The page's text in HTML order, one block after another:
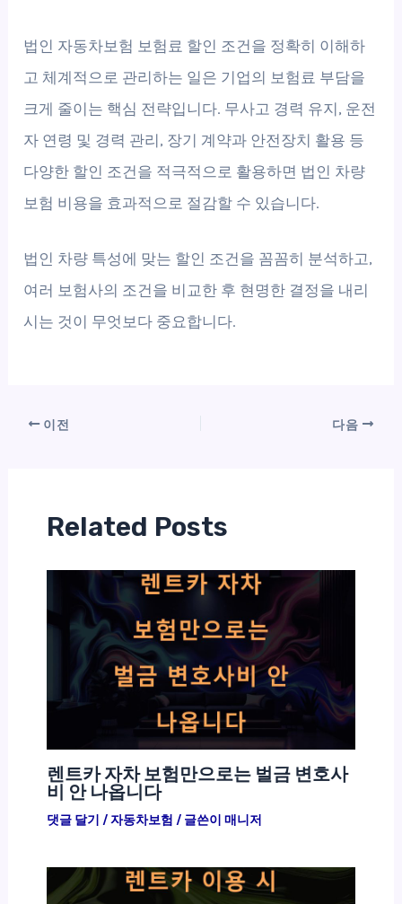
법인 자동차보험 보험료 할인 조건을 정확히 이해하
고 체계적으로 관리하는 일은 기업의 보험료 부담을
크게 줄이는 핵심 전략입니다. 무사고 경력 유지, 운전
자 연령 및 경력 관리, 장기 계약과 안전장치 활용 등
다양한 할인 조건을 적극적으로 활용하면 법인 차량
보험 비용을 효과적으로 절감할 수 있습니다.
법인 차량 특성에 맞는 할인 조건을 꼼꼼히 분석하고,
여러 보험사의 조건을 비교한 후 현명한 결정을 내리
시는 것이 무엇보다 중요합니다.
이전 다음
Related Posts
렌트카 자차 보험만으로는 벌금 변호사
비 안 나옵니다
댓글 달기 /자동차보험 / 글쓴이 매니저